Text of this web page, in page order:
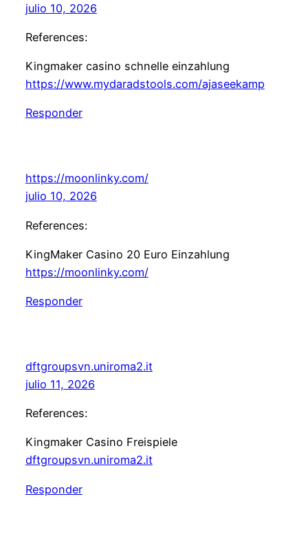
julio 10, 2026
References:
Kingmaker casino schnelle einzahlung
https://www.mydaradstools.com/ajaseekamp
Responder
https://moonlinky.com/
julio 10, 2026
References:
KingMaker Casino 20 Euro Einzahlung
https://moonlinky.com/
Responder
dftgroupsvn.uniroma2.it
julio 11, 2026
References:
Kingmaker Casino Freispiele
dftgroupsvn.uniroma2.it
Responder